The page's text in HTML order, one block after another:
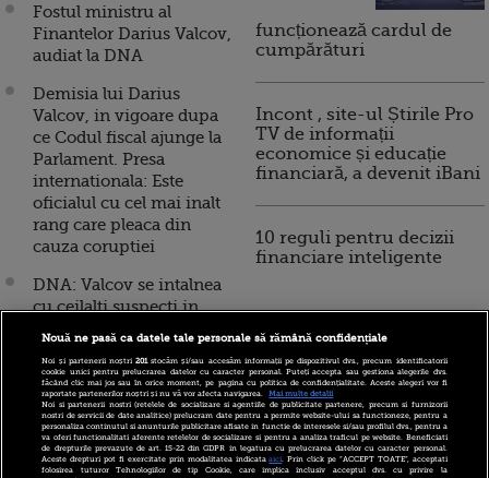
Fostul ministru al
Finantelor Darius Valcov,
audiat la DNA
Demisia lui Darius
Valcov, in vigoare dupa
ce Codul fiscal ajunge la
Parlament. Presa
internationala: Este
oficialul cu cel mai inalt
rang care pleaca din
cauza coruptiei
DNA: Valcov se intalnea
cu ceilalti suspecti in
"comisionul" in pungi de
plastic. Ce scrie presa
straina despre
“cutremurul” din
Guvernul de la Bucuresti
funcționează cardul de
cumpărături
Incont , site-ul Știrile Pro
TV de informații
economice și educație
financiară, a devenit iBani
10 reguli pentru decizii
financiare inteligente
Nouă ne pasă ca datele tale personale să rămână confidențiale
Noi și partenerii noștri201stocăm și/sau accesăm informații pe dispozitivul dvs., precum identificatorii
cookie unici pentru prelucrarea datelor cu caracter personal. Puteți accepta sau gestiona alegerile dvs.
făcând clic mai jos sau în orice moment, pe pagina cu politica de confidențialitate. Aceste alegeri vor fi
raportate partenerilor noștri și nu vă vor afecta navigarea.
Mai multe detalii
Noi si partenerii nostri (retelele de socializare si agentiile de publicitate partenere, precum si furnizorii
nostri de servicii de date analitice) prelucram date pentru a permite website-ului sa functioneze, pentru a
personaliza continutul si anunturile publicitare afisate in functie de interesele si/sau profilul dvs., pentru a
va oferi functionalitati aferente retelelor de socializare si pentru a analiza traficul pe website. Beneficiati
de drepturile prevazute de art. 15-22 din GDPR in legatura cu prelucrarea datelor cu caracter personal.
Aceste drepturi pot fi exercitate prin modalitatea indicataaici. Prin click pe “ACCEPT TOATE”, acceptati
folosirea tuturor Tehnologiilor de tip Cookie, care implica inclusiv acceptul dvs. cu privire la